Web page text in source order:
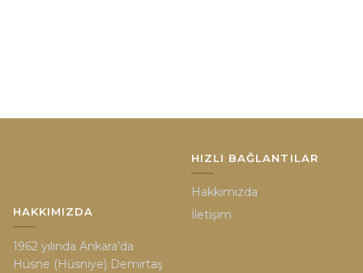
HAKKIMIZDA
1962 yılında Ankara’da
Hüsne (Hüsniye) Demirtaş
HIZLI BAĞLANTILAR
Hakkımızda
İletişim